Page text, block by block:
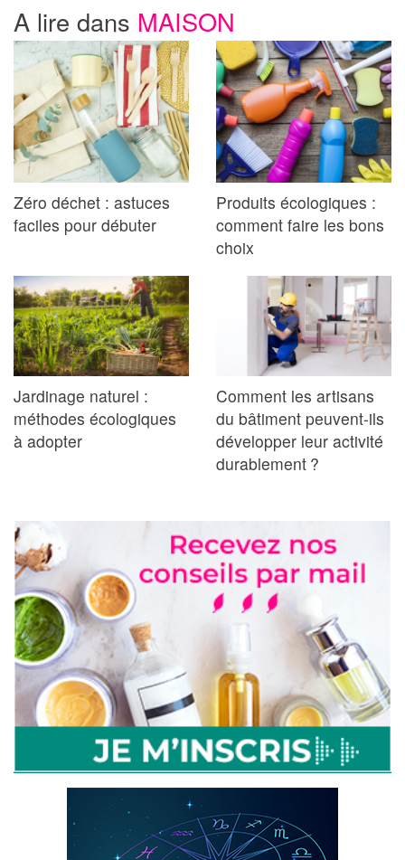
A lire dans MAISON
Zéro déchet : astuces
faciles pour débuter
Produits écologiques :
comment faire les bons
choix
Jardinage naturel :
méthodes écologiques
à adopter
Comment les artisans
du bâtiment peuvent-ils
développer leur activité
durablement ?